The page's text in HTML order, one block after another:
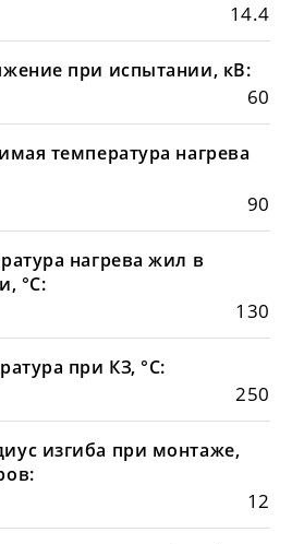
14.4
при испытании, кВ:
60
температура нагрева
90
нагрева жил в
°С:
130
при КЗ, °С:
250
изгиба при монтаже,
12